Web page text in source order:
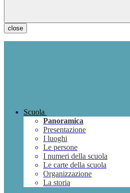
close
Scuola
Panoramica
Presentazione
I luoghi
Le persone
I numeri della scuola
Le carte della scuola
Organizzazione
La storia